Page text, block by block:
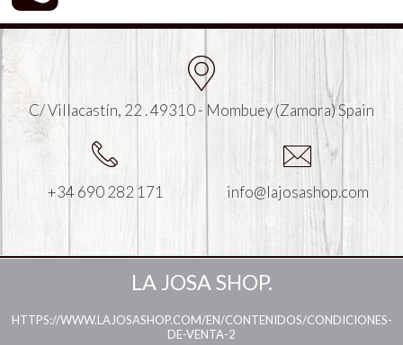
C/ Villacastín, 22 . 49310 - Mombuey (Zamora) Spain
+34 690 282 171 info@lajosashop.com
LA JOSA SHOP.
HTTPS://WWW.LAJOSASHOP.COM/EN/CONTENIDOS/CONDICIONES-
DE-VENTA-2